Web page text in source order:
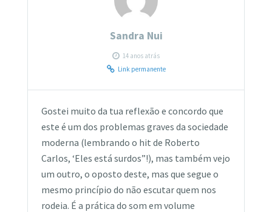
Sandra Nui
14 anos atrás
Link permanente
Gostei muito da tua reflexão e concordo que
este é um dos problemas graves da sociedade
moderna (lembrando o hit de Roberto
Carlos, ‘Eles está surdos”!), mas também vejo
um outro, o oposto deste, mas que segue o
mesmo princípio do não escutar quem nos
rodeia. É a prática do som em volume